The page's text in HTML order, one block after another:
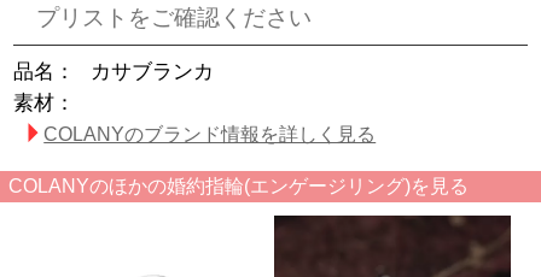
プリストをご確認ください
品名：
カサブランカ
素材：
COLANYのブランド情報を詳しく見る
COLANYのほかの婚約指輪(エンゲージリング)を見る